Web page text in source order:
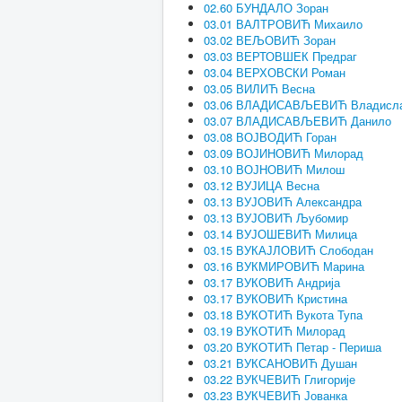
02.60 БУНДАЛО Зоран
03.01 ВАЛТРОВИЋ Михаило
03.02 ВЕЉОВИЋ Зоран
03.03 ВЕРТОВШЕК Предраг
03.04 ВЕРХОВСКИ Роман
03.05 ВИЛИЋ Весна
03.06 ВЛАДИСАВЉЕВИЋ
03.07 ВЛАДИСАВЉЕВИЋ Данило
03.08 ВОЈВОДИЋ Горан
03.09 ВОЈИНОВИЋ Милорад
03.10 ВОЈНОВИЋ Милош
03.12 ВУЈИЦА Весна
03.13 ВУЈОВИЋ Александра
03.13 ВУЈОВИЋ Љубомир
03.14 ВУЈОШЕВИЋ Милица
03.15 ВУКАЈЛОВИЋ Слободан
03.16 ВУКМИРОВИЋ Марина
03.17 ВУКОВИЋ Андрија
03.17 ВУКОВИЋ Кристина
03.18 ВУКОТИЋ Вукота Тупа
03.19 ВУКОТИЋ Милорад
03.20 ВУКОТИЋ Петар - Периша
03.21 ВУКСАНОВИЋ Душан
03.22 ВУКЧЕВИЋ Глигорије
03.23 ВУКЧЕВИЋ Јованка